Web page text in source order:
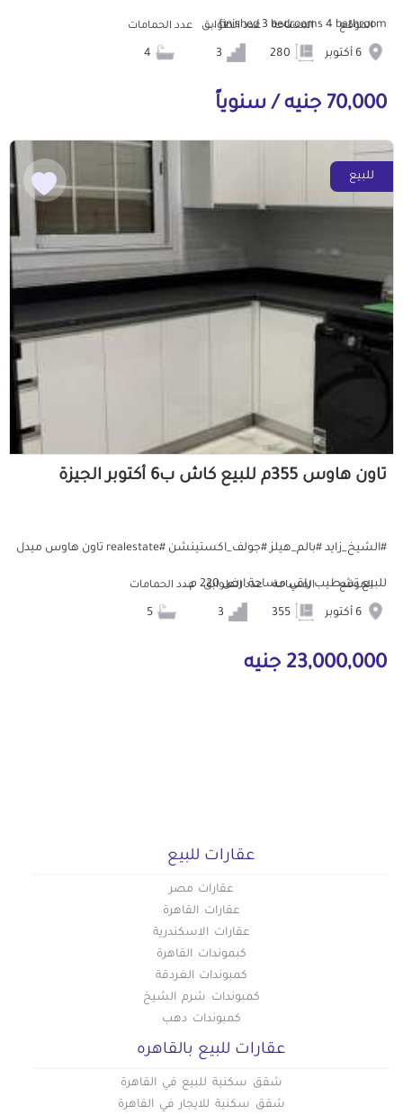
finished 3 bedrooms 4 bathroom ...
الموقع المساحة عدد الطوابق عدد الحمامات
70,000 جنيه / سنوياً
للبيع
تاون هاوس 355م للبيع كاش ب6 أكتوبر الجيزة
#الشيخ_زايد #بالم_هيلز #جولف_اكستينشن #realestate تاون هاوس ميدل
للبيع تشطيب راقي مساحة ارض 220 م...
الموقع المساحة عدد الطوابق عدد الحمامات
5
23,000,000 جنيه
عقارات للبيع
عقارات مصر
عقارات القاهرة
عقارات الاسكندرية
كبموندات القاهرة
كمبوندات الغردقة
كمبوندات شرم الشيخ
كمبوندات دهب
عقارات للبيع بالقاهره
شقق سكنية للبيع في القاهرة
شقق سكنية للايجار في القاهرة